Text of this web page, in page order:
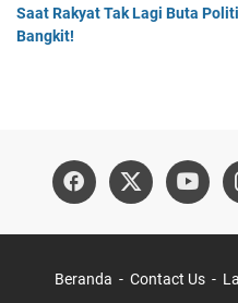
Saat Rakyat Tak Lagi Buta
Bangkit!
Beranda Contact Us